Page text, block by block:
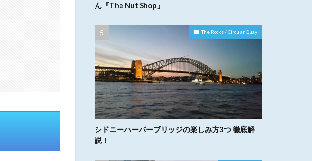
ん『The Nut Shop』
The Rocks / Circular Quay
シドニーハーバーブリッジの楽しみ方3つ 徹底解
説！